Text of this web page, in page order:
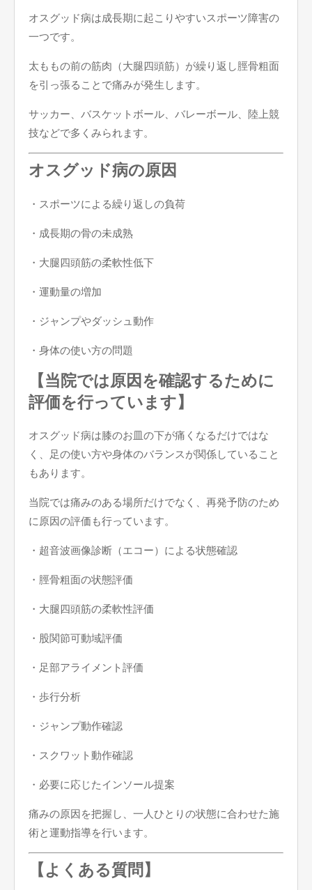
オスグッド病は成長期に起こりやすいスポーツ障害の
一つです。
太ももの前の筋肉（大腿四頭筋）が繰り返し脛骨粗面
を引っ張ることで痛みが発生します。
サッカー、バスケットボール、バレーボール、陸上競
技などで多くみられます。
オスグッド病の原因
・スポーツによる繰り返しの負荷
・成長期の骨の未成熟
・大腿四頭筋の柔軟性低下
・運動量の増加
・ジャンプやダッシュ動作
・身体の使い方の問題
【当院では原因を確認するために
評価を行っています】
オスグッド病は膝のお皿の下が痛くなるだけではな
く、足の使い方や身体のバランスが関係していること
もあります。
当院では痛みのある場所だけでなく、再発予防のため
に原因の評価も行っています。
・超音波画像診断（エコー）による状態確認
・脛骨粗面の状態評価
・大腿四頭筋の柔軟性評価
・股関節可動域評価
・足部アライメント評価
・歩行分析
・ジャンプ動作確認
・スクワット動作確認
・必要に応じたインソール提案
痛みの原因を把握し、一人ひとりの状態に合わせた施
術と運動指導を行います。
【よくある質問】